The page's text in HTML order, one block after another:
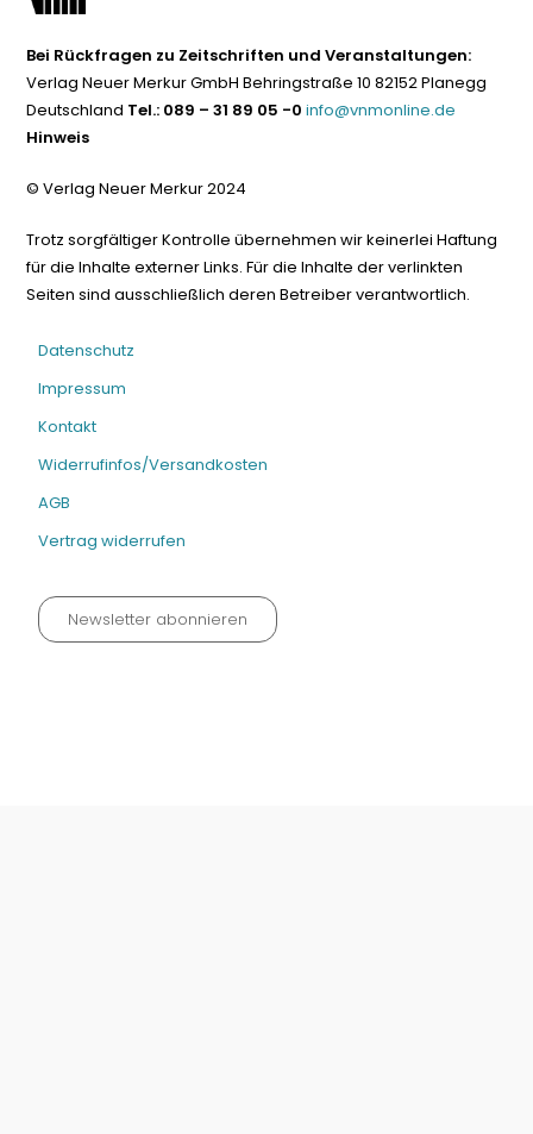
Bei Rückfragen zu Zeitschriften und Veranstaltungen:
Verlag Neuer Merkur GmbH Behringstraße 10 82152 Planegg
Deutschland Tel.: 089 – 31 89 05 -0 info@vnmonline.de
Hinweis
© Verlag Neuer Merkur 2024
Trotz sorgfältiger Kontrolle übernehmen wir keinerlei Haftung
für die Inhalte externer Links. Für die Inhalte der verlinkten
Seiten sind ausschließlich deren Betreiber verantwortlich.
Datenschutz
Impressum
Kontakt
Widerrufinfos/Versandkosten
AGB
Vertrag widerrufen
Newsletter abonnieren